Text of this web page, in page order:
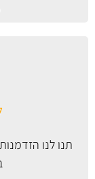
תנו לנו